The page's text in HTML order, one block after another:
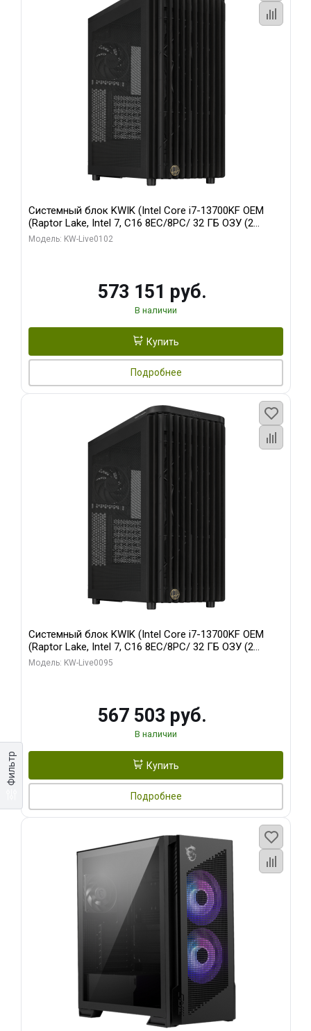
Фильтр
Системный блок KWIK (Intel Core i7-13700KF OEM
(Raptor Lake, Intel 7, C16 8EC/8PC/ 32 ГБ ОЗУ (2
модуля)/ Afox RTX4090 24GB GDDR6X 384-Bit 3xDP
Модель: KW-Live0102
573 151 руб.
В наличии
Купить
Подробнее
Системный блок KWIK (Intel Core i7-13700KF OEM
(Raptor Lake, Intel 7, C16 8EC/8PC/ 32 ГБ ОЗУ (2
модуля)/ Afox RTX4090 24GB GDDR6X 384-Bit 3xDP
Модель: KW-Live0095
567 503 руб.
В наличии
Купить
Подробнее